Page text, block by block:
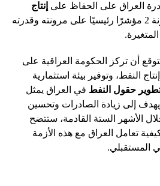
العراق على الحفاظ على إنتاج
في حقل غرب القرنة 2 مؤشرًا رئيسيًا على مرونته وقدرته
أن تركز الحكومة العراقية على
النفط، وتوفير بيئة استثمارية
حقول النفط في العراق يمثل
إلى زيادة الصادرات وتحسين
الأشهر الستة القادمة، ستتضح
تعامل العراق مع هذه الأزمة
المستقبلي.